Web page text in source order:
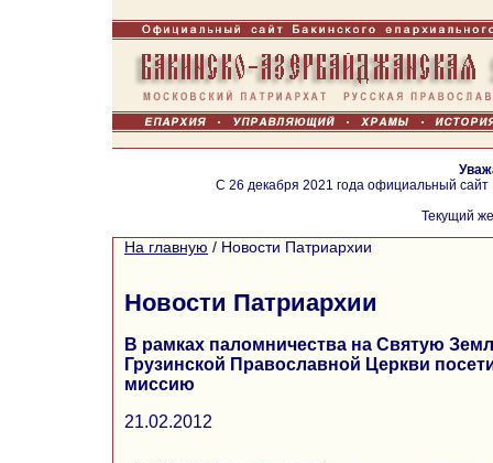
С 26 декабря 2021 года официальный
Текущий
На главную / Новости Патриархии
Новости Патриархии
В рамках паломничества на Святую
Грузинской Православной Церкви
миссию
21.02.2012